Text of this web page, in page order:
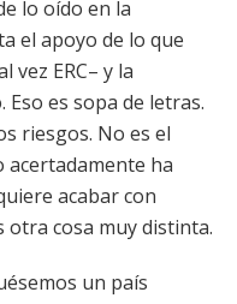
lo oído en la
el apoyo de lo que
vez ERC– y la
es sopa de letras.
riesgos. No es el
acertadamente ha
acabar con
otra cosa muy distinta.
un país